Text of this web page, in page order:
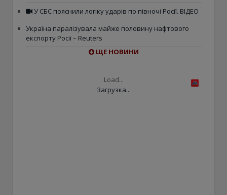
У СБС пояснили логіку ударів по півночі Росії. ВІДЕО
Україна паралізувала майже половину нафтового
експорту Росії – Reuters
ЩЕ НОВИНИ
Load...
Загрузка...